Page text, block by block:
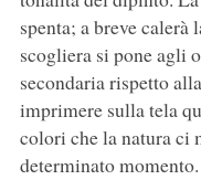
spenta; a breve calerà
scogliera si pone agli
secondaria rispetto
imprimere sulla tela
colori che la natura ci
determinato momento.